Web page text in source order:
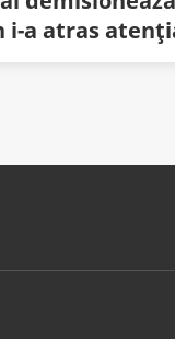
i-a atras